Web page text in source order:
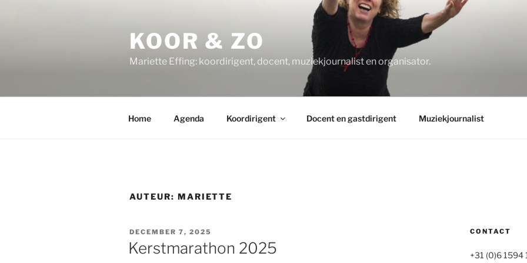
KOOR & ZO
Mariette Effing: koordirigent, docent, muziekjournalist en organisator.
Home Agenda Koordirigent Docent en gastdirigent Muziekjournalist
AUTEUR: MARIETTE
GEPLAATST
OP
DECEMBER 7, 2025
Kerstmarathon 2025
CONTACT
+31 (0)6 1594